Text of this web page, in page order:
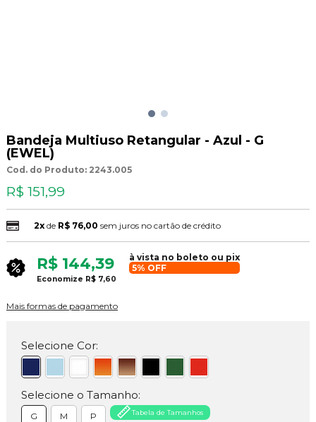
Bandeja Multiuso Retangular - Azul - G
(EWEL)
Cod. do Produto: 2243.005
R$ 151,99
2xde R$ 76,00 sem juros no cartão de crédito
R$ 144,39
à vista no boleto ou pix
5% OFF
Economize R$ 7,60
Mais formas de pagamento
Selecione Cor:
Selecione o Tamanho:
G M P Tabela de Tamanhos